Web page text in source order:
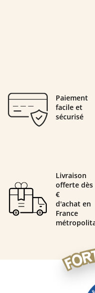
Paiement
facile et
sécurisé
Livraison
offerte dès
€
d'achat en
France